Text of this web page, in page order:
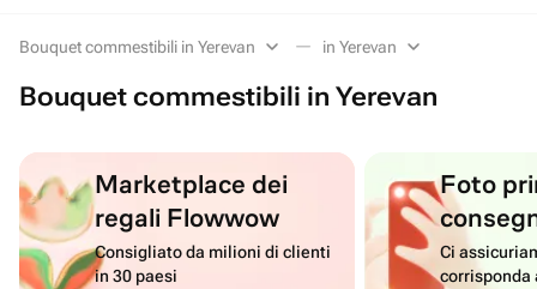
Bouquet commestibili in Yerevan in Yerevan
Bouquet commestibili in Yerevan
Marketplace dei
regali Flowwow
Consigliato da milioni di clienti
in 30 paesi
Foto
Ci
corrisponda